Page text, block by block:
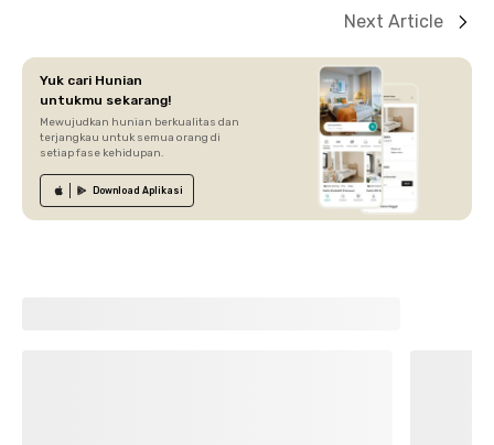
Next Article
Yuk cari Hunian
untukmu sekarang!
Mewujudkan hunian berkualitas dan
terjangkau untuk semua orang di
setiap fase kehidupan.
Download Aplikasi